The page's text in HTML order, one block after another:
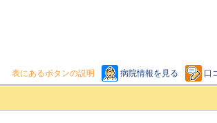
表にあるボタンの説明 病院情報を見る 口